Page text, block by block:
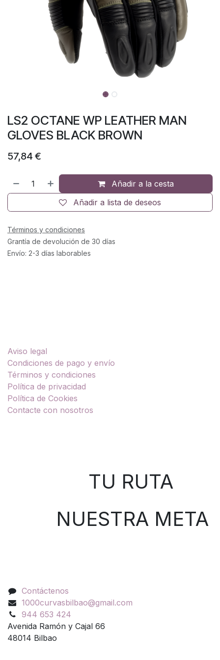
LS2 OCTANE WP LEATHER MAN
GLOVES BLACK BROWN
57,84 €
Añadir a la cesta
Añadir a lista de deseos
Términos y condiciones
Grantía de devolución de 30 días
Envío: 2-3 días laborables
Aviso legal
Condiciones de pago y envío
Términos y condiciones
Política de privacidad
Política de Cookies
Contacte con nosotros
TU RUTA
NUESTRA META
Contáctenos
1000curvasbilbao@gmail.com
944 653 424
Avenida Ramón y Cajal 66
48014 Bilbao